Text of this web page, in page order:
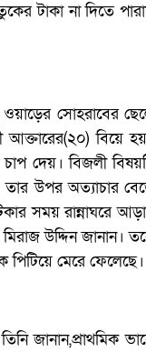
টাকা না দিতে
ওয়াড়ের সোহরাবের
আক্তারের(২০) বিয়ে
দেয়। বিজলী
উপর অত্যাচার
সময় রান্নাঘরে
উদ্দিন জানান।
মেরে ফেলেছে।
জানান,প্রাথমিক